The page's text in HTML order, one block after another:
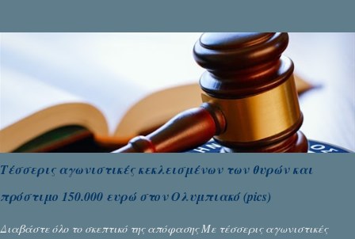
Τέσσερις αγωνιστικές κεκλεισμένων των θυρών και
πρόστιμο 150.000 ευρώ στον Ολυμπιακό (pics)
Διαβάστε όλο το σκεπτικό της απόφασης Με τέσσερις αγωνιστικές